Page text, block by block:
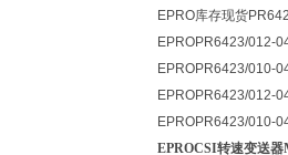
EPRO库存现货
EPROPR6423/012-
EPROPR6423/010-
EPROPR6423/012-
EPROPR6423/010-
EPROCSI转速变送器